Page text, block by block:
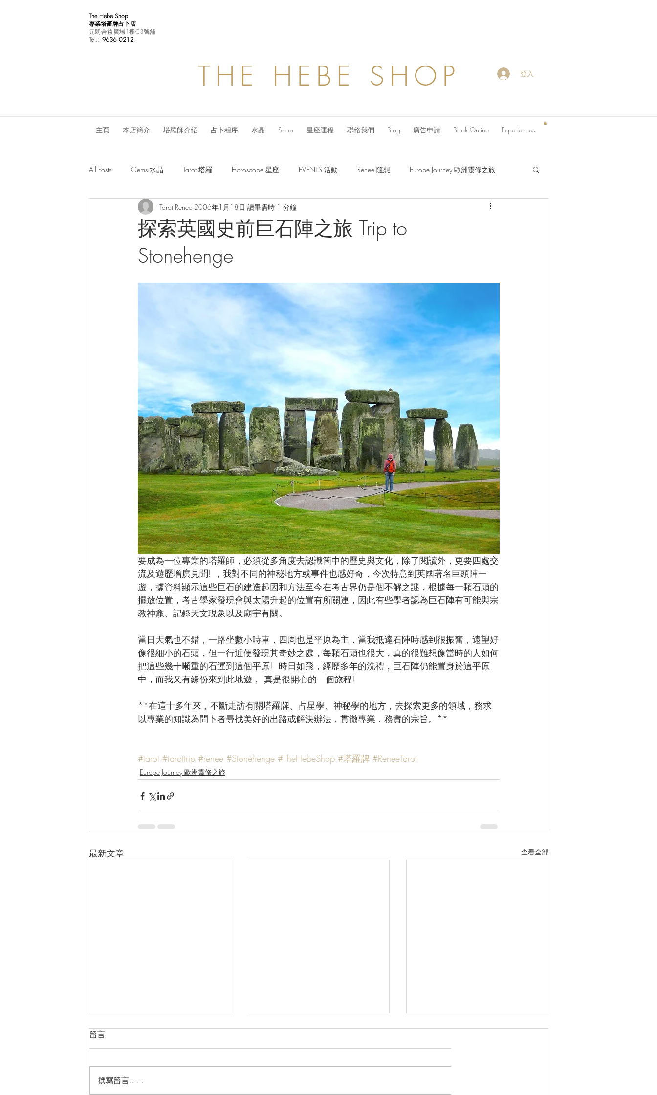
The Hebe Shop
專業塔羅牌占卜店
元朗合益廣場1樓C3號舖
Tel.: 9636 0212
THE HEBE SHOP 登入
主頁 本店簡介 塔羅師介紹 占卜程序 水晶 Shop 星座運程 聯絡我們 Blog 廣告申請 Book Online Experiences
All Posts Gems 水晶 Tarot 塔羅 Horoscope 星座 EVENTS 活動 Renee 隨想 Europe Journey 歐洲靈修之旅
Monthly Horoscope 每月星座運程
探索英國史前巨石陣之旅 Trip to
Stonehenge
Tarot Renee 2006年1月18日 讀畢需時 1 分鐘
要成為一位專業的塔羅師，必須從多角度去認識箇中的歷史與文化，除了閱讀外，更要四處交
流及遊歷增廣見聞! ，我對不同的神秘地方或事件也感好奇，今次特意到英國著名巨頭陣一
遊，據資料顯示這些巨石的建造起因和方法至今在考古界仍是個不解之謎，根據每一顆石頭的
擺放位置，考古學家發現會與太陽升起的位置有所關連，因此有些學者認為巨石陣有可能與宗
教神龕、記錄天文現象以及廟宇有關。
當日天氣也不錯，一路坐數小時車，四周也是平原為主，當我抵達石陣時感到很振奮，遠望好
像很細小的石頭，但一行近便發現其奇妙之處，每顆石頭也很大，真的很難想像當時的人如何
把這些幾十噸重的石運到這個平原!  時日如飛，經歷多年的洗禮，巨石陣仍能置身於這平原
中，而我又有緣份來到此地遊， 真是很開心的一個旅程!
**在這十多年來，不斷走訪有關塔羅牌、占星學、神秘學的地方，去探索更多的領域，務求
以專業的知識為問卜者尋找美好的出路或解決辦法，貫徹專業．務實的宗旨。**
#tarot #tarottrip #renee #Stonehenge #TheHebeShop #塔羅牌 #ReneeTarot
Europe Journey 歐洲靈修之旅
最新文章 查看全部
留言
撰寫留言......